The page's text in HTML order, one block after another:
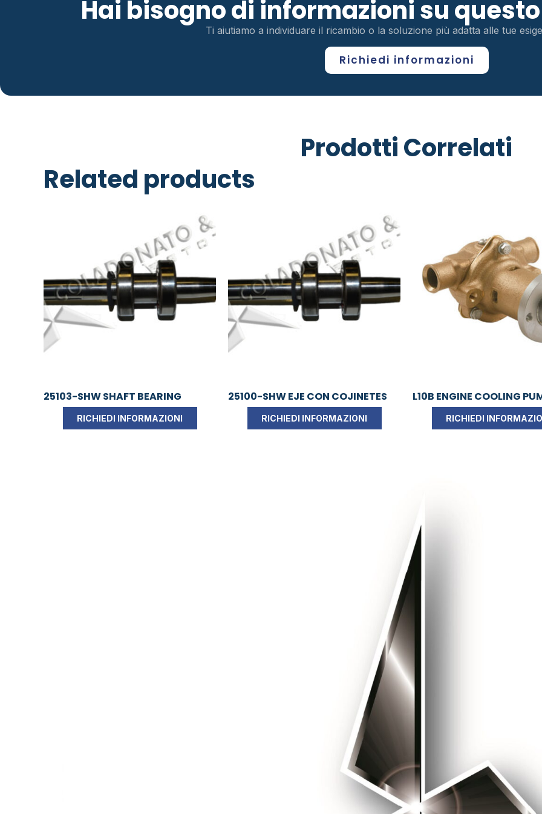
Hai bisogno di informazioni su
Ti aiutiamo a individuare il ricambio o la soluzione più adatta alle tue
Richiedi informazioni
Prodotti Correlati
Related products
25103-SHW SHAFT BEARING
RICHIEDI INFORMAZIONI
25100-SHW EJE CON COJINETES
RICHIEDI INFORMAZIONI
L10B ENGINE COOLING
RICHIEDI